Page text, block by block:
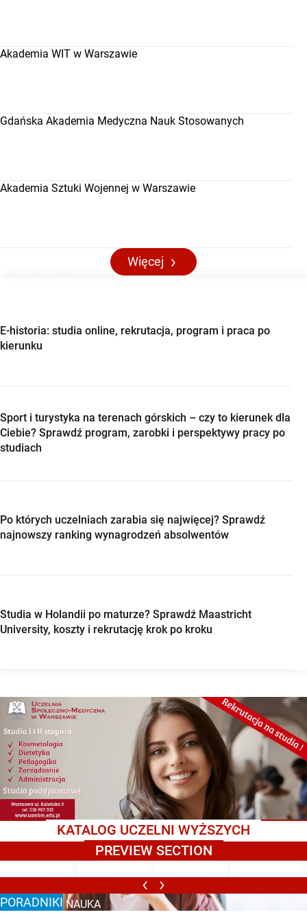
Akademia WIT w Warszawie
Gdańska Akademia Medyczna Nauk Stosowanych
Akademia Sztuki Wojennej w Warszawie
Więcej
E-historia: studia online, rekrutacja, program i praca po
kierunku
Sport i turystyka na terenach górskich – czy to kierunek dla
Ciebie? Sprawdź program, zarobki i perspektywy pracy po
studiach
Po których uczelniach zarabia się najwięcej? Sprawdź
najnowszy ranking wynagrodzeń absolwentów
Studia w Holandii po maturze? Sprawdź Maastricht
University, koszty i rekrutację krok po kroku
KATALOG UCZELNI WYŻSZYCH
PREVIEW SECTION
PORADNIKI
EFEKTYWNA NAUKA